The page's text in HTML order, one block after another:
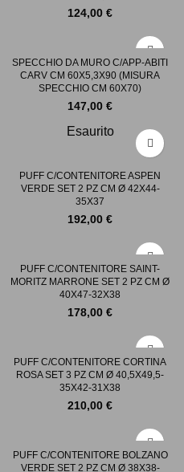
124,00 €
SPECCHIO DA MURO C/APP-ABITI
CARV CM 60X5,3X90 (MISURA
SPECCHIO CM 60X70)
147,00 €
Esaurito
PUFF C/CONTENITORE ASPEN
VERDE SET 2 PZ CM Ø 42X44-
35X37
192,00 €
PUFF C/CONTENITORE SAINT-
MORITZ MARRONE SET 2 PZ CM Ø
40X47-32X38
178,00 €
PUFF C/CONTENITORE CORTINA
ROSA SET 3 PZ CM Ø 40,5X49,5-
35X42-31X38
210,00 €
PUFF C/CONTENITORE BOLZANO
VERDE SET 2 PZ CM Ø 38X38-